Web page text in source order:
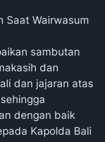
Saat Wairwasum
sambutan
dan
dan jajaran atas
dengan baik
Kapolda Bali